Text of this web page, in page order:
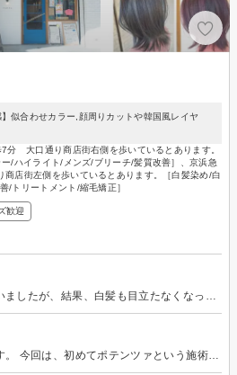
似合わせカラー,顔周りカットや韓国風レイヤ
分 大口通り商店街右側を歩いているとあります。
/ハイライト/メンズ/ブリーチ/髪質改善］、京浜急
店街左側を歩いているとあります。［白髪染め/白
/トリートメント/縮毛矯正］
歓迎
いつもお世話になっております。 今回は、初めてポテンツァという施術をしてもらいましたが結果とても良いです！ 施術後あまり湿気を感じるところに行っていないので全体の感じはまだわからないのですが、前髪のつむじの分け目が目立たなくなり、ちゃんと真っ直ぐ下りるようになりました。 乾かしている時から、つむじの反発を感じにくくなって感激です！ つむじには直接影響しないと思うのですが、なぜなのかいい感じです。 以前は前髪だけ縮毛矯正をかけていた時もありましたが、ポテンツァの方が傷まなそうだし、これから梅雨の時期はポテンツァにしようと思います。 カラーは今のところ、あまり明るさを感じていませんが、これからが楽しみです。 次回もよろしくお願いします＾＾